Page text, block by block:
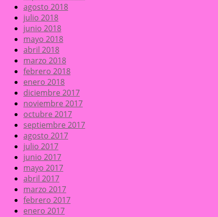
agosto 2018
julio 2018
junio 2018
mayo 2018
abril 2018
marzo 2018
febrero 2018
enero 2018
diciembre 2017
noviembre 2017
octubre 2017
septiembre 2017
agosto 2017
julio 2017
junio 2017
mayo 2017
abril 2017
marzo 2017
febrero 2017
enero 2017